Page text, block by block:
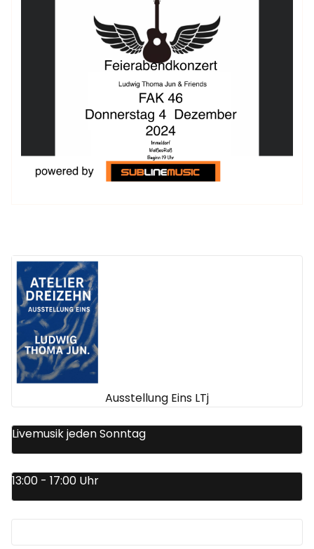
Ausstellung Eins LTj
Livemusik jeden Sonntag
13:00 - 17:00 Uhr